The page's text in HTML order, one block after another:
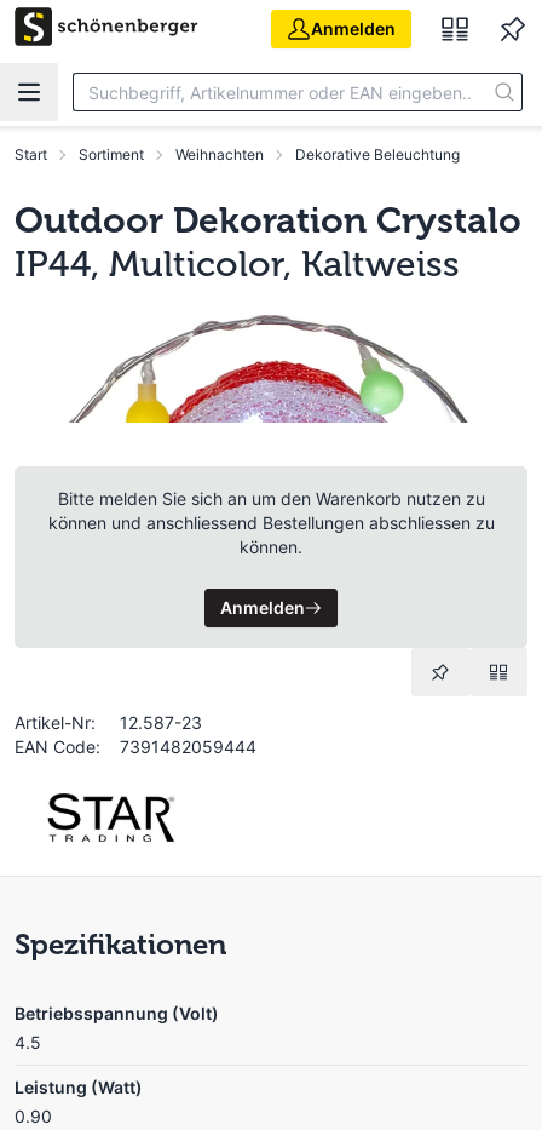
Zum Hauptinhalt springen
Anmelden
Start Sortiment Weihnachten Dekorative Beleuchtung
Outdoor Dekoration Crystalo
IP44, Multicolor, Kaltweiss
Bitte melden Sie sich an um den Warenkorb nutzen zu
können und anschliessend Bestellungen abschliessen zu
können.
Anmelden
Artikel-Nr:
12.587-23
EAN Code:
7391482059444
Spezifikationen
Betriebsspannung (Volt)
4.5
Leistung (Watt)
0.90